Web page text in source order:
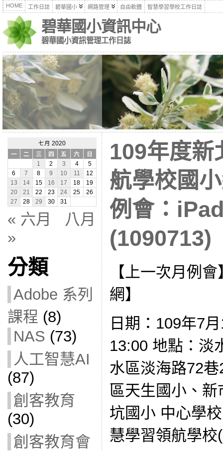
HOME 工作日誌 碧華國小 網路管理 自由軟體 智慧學習學校工作日誌
碧華國小資訊中心
碧華國小資訊管理工作日誌
七月 2020
一
二 三 四 五 六
日
1
2 3 4
5
6
7 8 9 10 11
12
13
14 15 16 17 18
19
20
21 22 23 24 25
26
27
28 29 30 31
« 六月
八月
»
分類
Adobe 系列
課程 (8)
NAS (73)
人工智慧AI
(87)
創客教育
(30)
創客教育會
109年度新
航學校國
例會：
(1090713)
【上一次月例
網】
日期：109年7
13:00 地點：淡
水區淡海路72
區天生國小、
坑國小 中心學
慧學習領航學